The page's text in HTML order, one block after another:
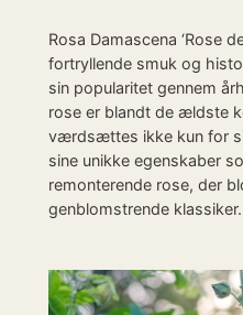
Rosa Damascena ‘Rose
fortryllende smuk og
sin popularitet gennem
rose er blandt de ældste
værdsættes ikke kun for
sine unikke egenskaber
remonterende rose, der
genblomstrende